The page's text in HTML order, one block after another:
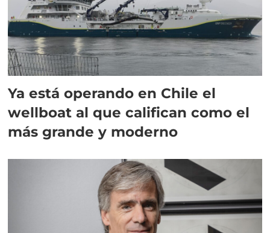
Ya está operando en Chile el
wellboat al que califican como el
más grande y moderno